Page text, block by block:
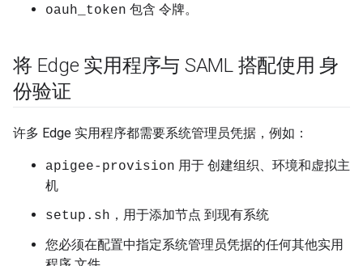
oauh_token 包含 令牌。
将 Edge 实用程序与 SAML 搭配使用 身
份验证
许多 Edge 实用程序都需要系统管理员凭据，例如：
apigee-provision 用于 创建组织、环境和虚拟主
机
setup.sh ，用于添加节点 到现有系统
您必须在配置中指定系统管理员凭据的任何其他实用